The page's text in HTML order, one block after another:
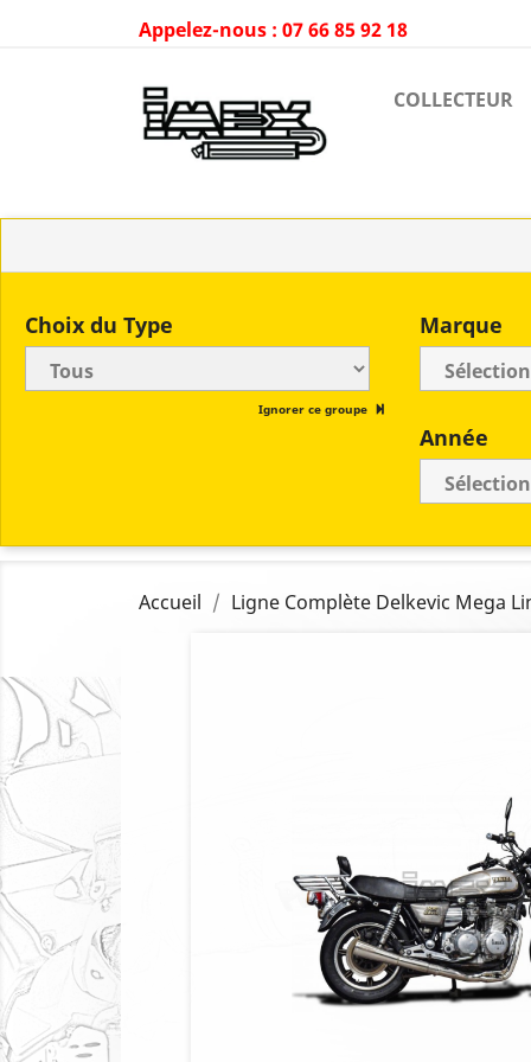
Appelez-nous : 07 66 85 92 18
COLLECTEUR
Choix du Type
Ignorer ce groupe
Marque
Année
Accueil Ligne Complète Delkevic Mega